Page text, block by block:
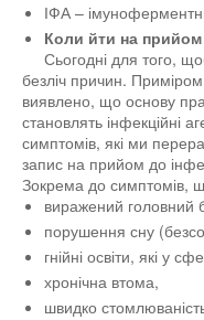
ІФА –
Коли йти на прийом
Сьогодні для того, щоб
безліч причин.
виявлено, що основу
становлять інфекційні
симптомів, які ми
запис на прийом до
Зокрема до симптомів,
виражений головний
порушення сну
гнійні освіти, які у
хронічна втома,
швидко